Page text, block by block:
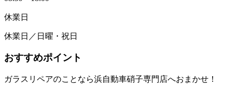
休業日
休業日／日曜・祝日
おすすめポイント
ガラスリペアのことなら浜自動車硝子専門店へおまかせ！